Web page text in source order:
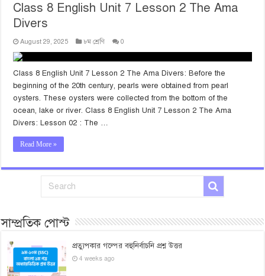
Class 8 English Unit 7 Lesson 2 The Ama
Divers
August 29, 2025 ৮ম শ্রেণি 0
Class 8 English Unit 7 Lesson 2 The Ama Divers: Before the
beginning of the 20th century, pearls were obtained from pearl
oysters. These oysters were collected from the bottom of the
ocean, lake or river. Class 8 English Unit 7 Lesson 2 The Ama
Divers: Lesson 02 : The …
Read More »
সাম্প্রতিক পোস্ট
প্রত্যুপকার গল্পের বহুনির্বাচনি প্রশ্ন উত্তর
4 weeks ago